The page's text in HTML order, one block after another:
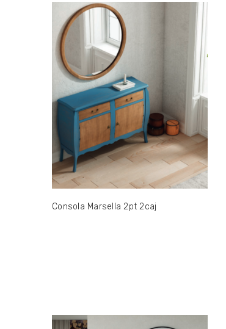
Consola Marsella 2pt 2caj